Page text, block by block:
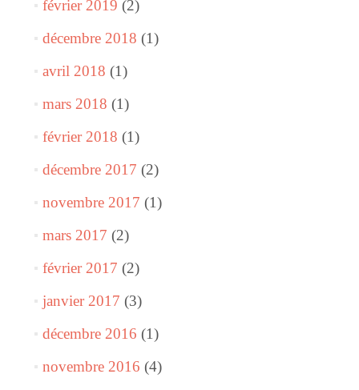
février 2019 (2)
décembre 2018 (1)
avril 2018 (1)
mars 2018 (1)
février 2018 (1)
décembre 2017 (2)
novembre 2017 (1)
mars 2017 (2)
février 2017 (2)
janvier 2017 (3)
décembre 2016 (1)
novembre 2016 (4)